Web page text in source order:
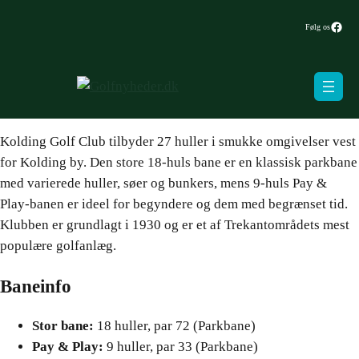
Følg os
Kolding Golf Club tilbyder 27 huller i smukke omgivelser vest
for Kolding by. Den store 18-huls bane er en klassisk parkbane
med varierede huller, søer og bunkers, mens 9-huls Pay &
Play-banen er ideel for begyndere og dem med begrænset tid.
Klubben er grundlagt i 1930 og er et af Trekantområdets mest
populære golfanlæg.
Baneinfo
Stor bane: 18 huller, par 72 (Parkbane)
Pay & Play: 9 huller, par 33 (Parkbane)